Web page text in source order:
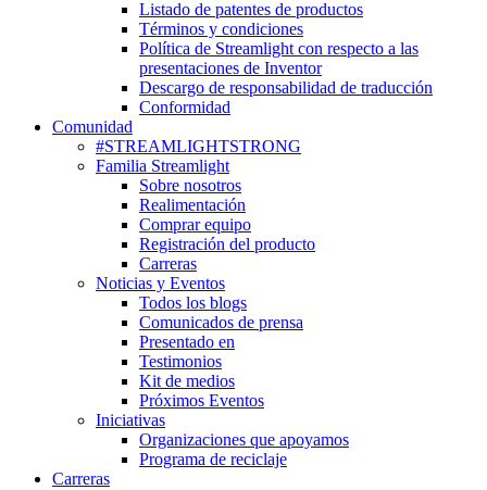
Listado de patentes de productos
Términos y condiciones
Política de Streamlight con respecto a las
presentaciones de Inventor
Descargo de responsabilidad de traducción
Conformidad
Comunidad
#STREAMLIGHTSTRONG
Familia Streamlight
Sobre nosotros
Realimentación
Comprar equipo
Registración del producto
Carreras
Noticias y Eventos
Todos los blogs
Comunicados de prensa
Presentado en
Testimonios
Kit de medios
Próximos Eventos
Iniciativas
Organizaciones que apoyamos
Programa de reciclaje
Carreras